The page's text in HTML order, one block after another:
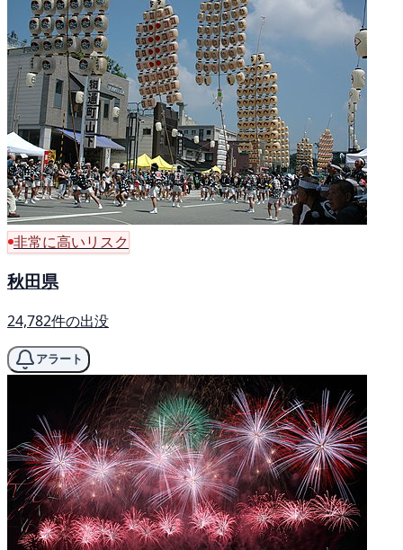
非常に高いリスク
秋田県
24,782件の出没
アラート